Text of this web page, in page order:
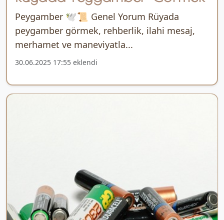
Peygamber 🕊️📜 Genel Yorum Rüyada
peygamber görmek, rehberlik, ilahi mesaj,
merhamet ve maneviyatla...
30.06.2025 17:55 eklendi